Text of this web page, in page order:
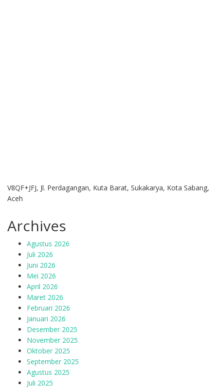
V8QF+JFJ, Jl. Perdagangan, Kuta Barat, Sukakarya, Kota Sabang,
Aceh
Archives
Agustus 2026
Juli 2026
Juni 2026
Mei 2026
April 2026
Maret 2026
Februari 2026
Januari 2026
Desember 2025
November 2025
Oktober 2025
September 2025
Agustus 2025
Juli 2025